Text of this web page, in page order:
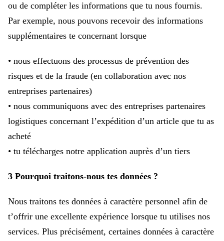
ou de compléter les informations que tu nous fournis.
Par exemple, nous pouvons recevoir des informations
supplémentaires te concernant lorsque
• nous effectuons des processus de prévention des
risques et de la fraude (en collaboration avec nos
entreprises partenaires)
• nous communiquons avec des entreprises partenaires
logistiques concernant l’expédition d’un article que tu as
acheté
• tu télécharges notre application auprès d’un tiers
3 Pourquoi traitons-nous tes données ?
Nous traitons tes données à caractère personnel afin de
t’offrir une excellente expérience lorsque tu utilises nos
services. Plus précisément, certaines données à caractère